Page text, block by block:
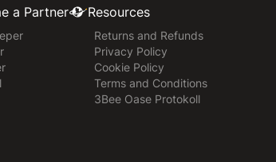
a Partner Resources
Returns and Refunds
Privacy Policy
Cookie Policy
Terms and Conditions
3Bee Oase Protokoll